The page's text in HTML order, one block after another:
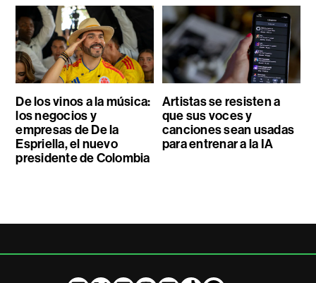
De los vinos a la música:
los negocios y
empresas de De la
Espriella, el nuevo
presidente de Colombia
Artistas se resisten a
que sus voces y
canciones sean usadas
para entrenar a la IA